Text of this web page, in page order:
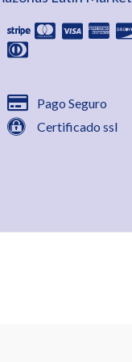
Pago Seguro
Certificado ssl